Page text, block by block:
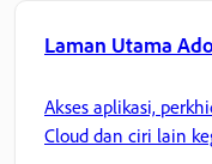
Laman Utama
Akses aplikasi,
Cloud dan ciri lain